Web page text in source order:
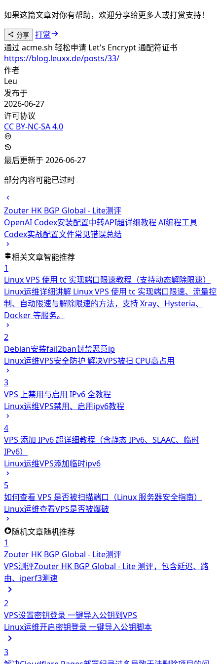
如果这篇文章对你有帮助，欢迎分享给更多人或打赏支持！
分享
打赏
通过 acme.sh 轻松申请 Let's Encrypt 通配符证书
https://blog.leuxx.de/posts/33/
作者
Leu
发布于
2026-06-27
许可协议
CC BY-NC-SA 4.0
最后更新于 2026-06-27
部分内容可能已过时
Zouter HK BGP Global - Lite测评
OpenAI Codex安装配置中转API超详细教程 AI编程工具
Codex实战配置文件常见错误总结
相关文章智能推荐
1
Linux VPS 使用 tc 实现端口限速教程（支持动态解除限速）
Linux运维详细讲解 Linux VPS 使用 tc 实现端口限速、流量控
制、自动限速与解除限速的方法，支持 Xray、Hysteria、
Docker 等服务。
2
Debian安装fail2ban封禁恶意ip
Linux运维VPS安全防护 解决VPS被扫 CPU高占用
3
VPS 上禁用与启用 IPv6 全教程
Linux运维VPS禁用、启用ipv6教程
4
VPS 添加 IPv6 超详细教程（含静态 IPv6、SLAAC、临时
IPv6）
Linux运维VPS添加临时ipv6
5
如何查看 VPS 是否被扫描端口（Linux 服务器安全指南）
Linux运维查看VPS是否被爆破
随机文章随机推荐
1
Zouter HK BGP Global - Lite测评
VPS测评Zouter HK BGP Global - Lite 测评，包含延迟、路
由、iperf3测速
2
VPS设置密钥登录 一键导入公钥到VPS
Linux运维开启密钥登录 一键导入公钥脚本
3